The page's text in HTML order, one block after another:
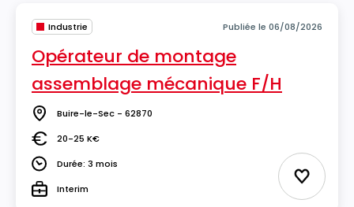
Industrie Publiée le 06/08/2026
Opérateur de montage
assemblage mécanique F/H
Lieu Buire-le-Sec - 62870
Salaire20-25 K€
DuréeDurée: 3 mois
TypeInterim Ajouter